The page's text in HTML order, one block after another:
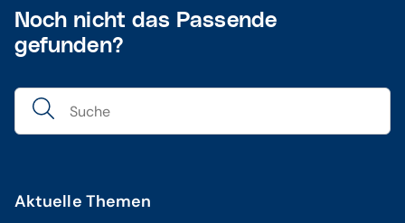
Noch nicht das Passende
gefunden?
Aktuelle Themen